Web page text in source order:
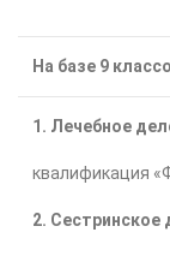
На базе 9
1. Лечебное
квалификация
2. Сестринское